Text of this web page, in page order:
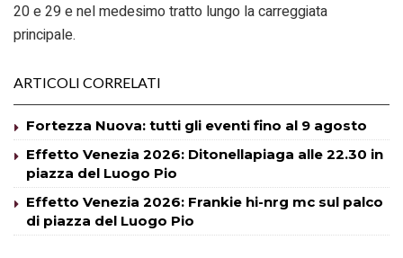
20 e 29 e nel medesimo tratto lungo la carreggiata
principale.
ARTICOLI CORRELATI
Fortezza Nuova: tutti gli eventi fino al 9 agosto
Effetto Venezia 2026: Ditonellapiaga alle 22.30 in
piazza del Luogo Pio
Effetto Venezia 2026: Frankie hi-nrg mc sul palco
di piazza del Luogo Pio